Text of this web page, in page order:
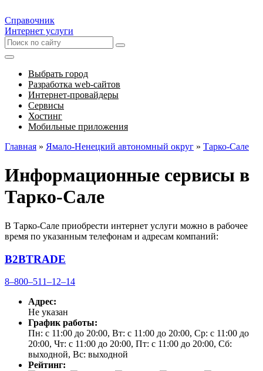
Справочник
Интернет услуги
Выбрать город
Разработка web-сайтов
Интернет-провайдеры
Сервисы
Хостинг
Мобильные приложения
Главная » Ямало-Ненецкий автономный округ » Тарко-Сале
Информационные сервисы в
Тарко-Сале
В Тарко-Сале приобрести интернет услуги можно в рабочее
время по указанным телефонам и адресам компаний:
B2BTRADE
8‒800‒511‒12‒14
Адрес:
Не указан
График работы:
Пн: с 11:00 до 20:00, Вт: с 11:00 до 20:00, Ср: с 11:00 до
20:00, Чт: с 11:00 до 20:00, Пт: с 11:00 до 20:00, Сб:
выходной, Вс: выходной
Рейтинг: